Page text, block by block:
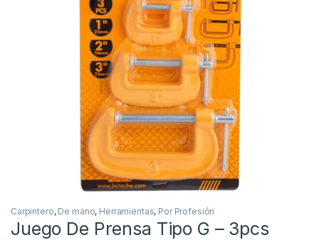
Carpintero, De mano, Herramientas, Por Profesión
Juego De Prensa Tipo G – 3pcs